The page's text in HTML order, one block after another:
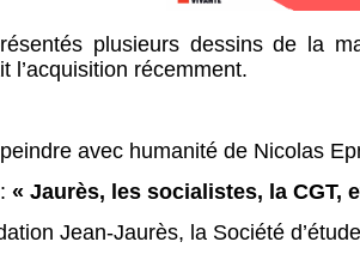
plusieurs dessins de la
l’acquisition récemment.
avec humanité de Nicolas
« Jaurès, les socialistes, la CGT,
Jean-Jaurès, la Société